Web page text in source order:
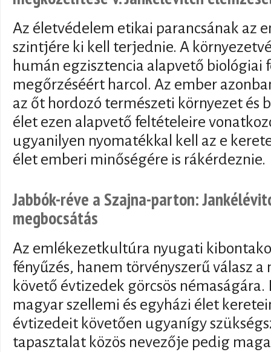
Az életvédelem etikai parancsának az
szintjére ki kell terjednie. A
humán egzisztencia alapvető biológiai
megőrzéséért harcol. Az ember
az őt hordozó természeti környezet és
élet ezen alapvető feltételeire
ugyanilyen nyomatékkal kell az e
élet emberi minőségére is rákérdeznie.
Jabbók-réve a Szajna-parton:
megbocsátás
Az emlékezetkultúra nyugati
fényűzés, hanem törvényszerű válasz
követő évtizedek görcsös
magyar szellemi és egyházi élet
évtizedeit követően ugyanígy
tapasztalat közös nevezője pedig